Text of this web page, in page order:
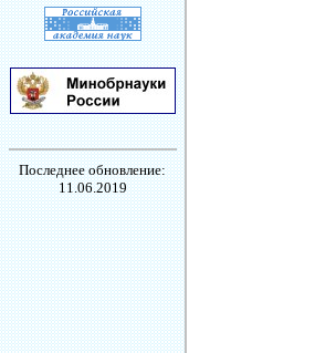
Последнее обновление:
11.06.2019